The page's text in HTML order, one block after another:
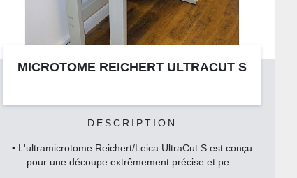
ANAPATH STATION D’ENROBAGE
DESCRIPTION
Enrobez les échantillons de tissus courants dans des
blocs de paraffine de manière confortable et...